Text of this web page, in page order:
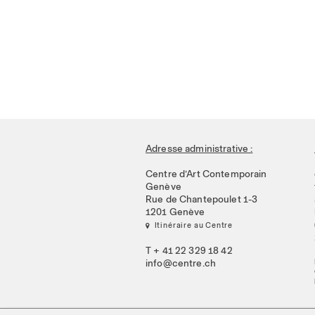
Adresse administrative :
Centre d’Art Contemporain
Genève
Rue de Chantepoulet 1-3
1201 Genève
 Itinéraire au Centre
T + 41 22 329 18 42
info@centre.ch